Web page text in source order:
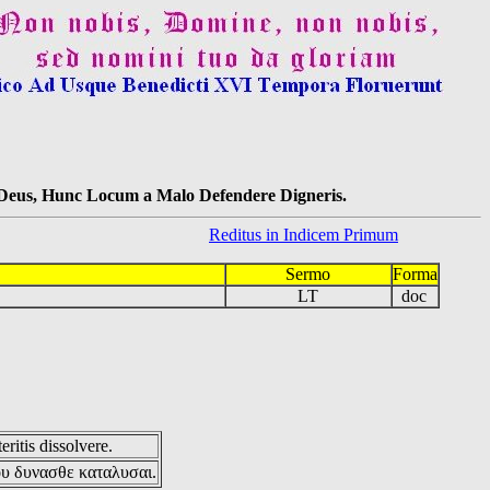
Hunc Locum a Malo Defendere Digneris.
Reditus in Indicem Primum
Sermo
Forma
LT doc
dissolvere.
δυνασθε καταλυσαι.